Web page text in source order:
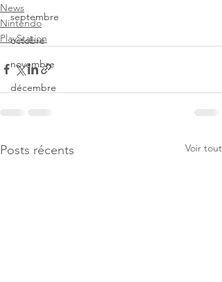
septembre
octobre
novembre
décembre
News
Nintendo
PlayStation
Posts récents Voir tout